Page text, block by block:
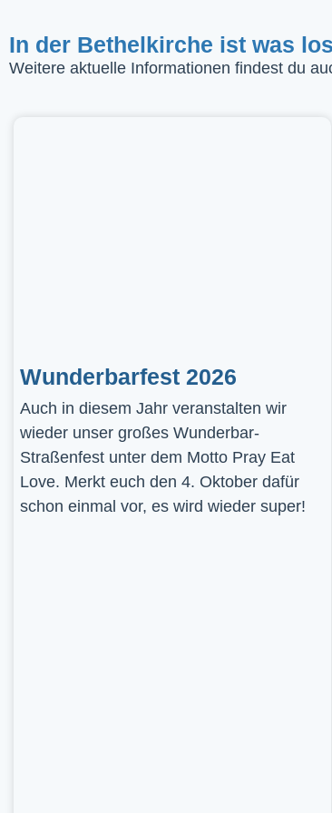
In der Bethelkirche ist was
Weitere aktuelle Informationen findest du
Wunderbarfest 2026
Auch in diesem Jahr veranstalten wir
wieder unser großes Wunderbar-
Straßenfest unter dem Motto Pray Eat
Love. Merkt euch den 4. Oktober dafür
schon einmal vor, es wird wieder super!